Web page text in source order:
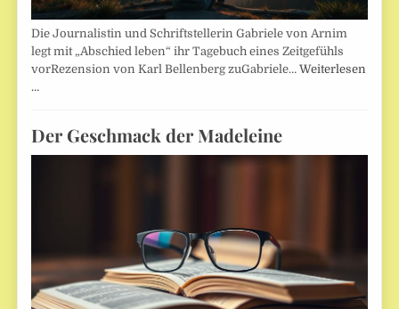
Die Journalistin und Schriftstellerin Gabriele von Arnim
legt mit „Abschied leben“ ihr Tagebuch eines Zeitgefühls
vorRezension von Karl Bellenberg zuGabriele…Weiterlesen
…
Der Geschmack der Madeleine